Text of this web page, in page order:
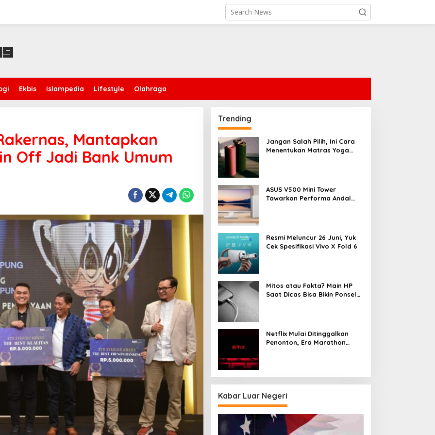
Ekbis Islampedia Lifestyle Olahraga
Mantapkan
Off Jadi Bank Umum
Trending
Jangan Salah Pilih, Ini Cara
Menentukan Matras Yoga
ASUS V500 Mini Tower
Tawarkan Performa Andal
Resmi Meluncur 26 Juni, Yuk
Cek Spesifikasi Vivo X Fold 6
Mitos atau Fakta? Main HP
Saat Dicas Bisa Bikin Ponsel
Netflix Mulai Ditinggalkan
Penonton, Era Marathon
Kabar Luar Negeri